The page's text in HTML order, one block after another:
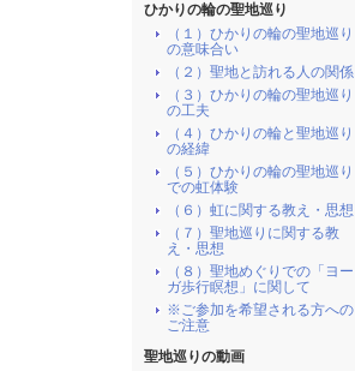
ひかりの輪の聖地巡り
（１）ひかりの輪の聖地巡り
の意味合い
（２）聖地と訪れる人の関係
（３）ひかりの輪の聖地巡り
の工夫
（４）ひかりの輪と聖地巡り
の経緯
（５）ひかりの輪の聖地巡り
での虹体験
（６）虹に関する教え・思想
（７）聖地巡りに関する教
え・思想
（８）聖地めぐりでの「ヨー
ガ歩行瞑想」に関して
※ご参加を希望される方への
ご注意
聖地巡りの動画